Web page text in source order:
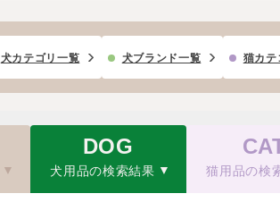
犬カテゴリ一覧 犬ブランド一覧 猫カテ
DOG
犬用品の検索結果 猫用品の検